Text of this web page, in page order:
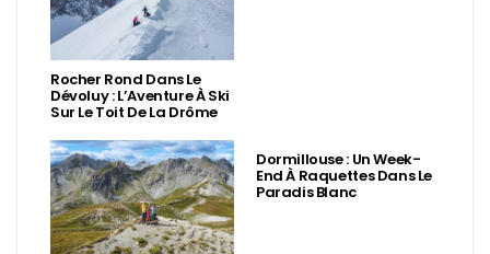
Rocher Rond Dans Le
Dévoluy : L’Aventure À Ski
Sur Le Toit De La Drôme
Dormillouse : Un Week-
End À Raquettes Dans Le
Paradis Blanc